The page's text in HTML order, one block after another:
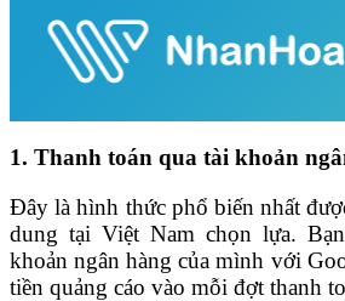
1. Thanh toán qua tài khoản
Đây là hình thức phổ biến nhất
dung tại Việt Nam chọn lựa.
khoản ngân hàng của mình với
tiền quảng cáo vào mỗi đợt thanh